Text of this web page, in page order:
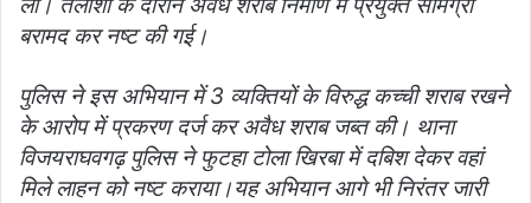
बरामद कर नष्ट की गई।
पुलिस ने इस अभियान में 3 व्यक्तियों के विरुद्ध कच्ची शराब रखने
के आरोप में प्रकरण दर्ज कर अवैध शराब जब्त की। थाना
विजयराघवगढ़ पुलिस ने फुटहा टोला खिरबा में दबिश देकर वहां
मिले लाहन को नष्ट कराया।यह अभियान आगे भी निरंतर जारी